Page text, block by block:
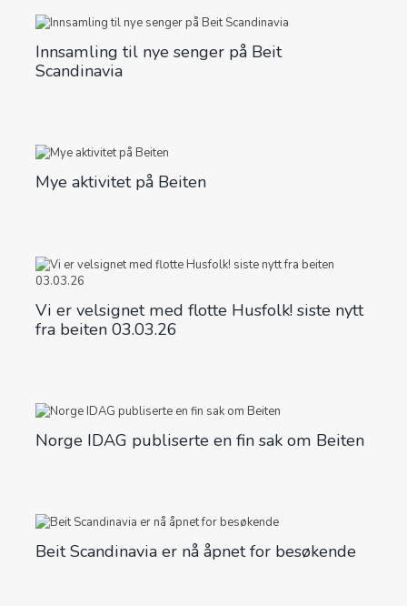
Innsamling til nye senger på Beit
Scandinavia
Mye aktivitet på Beiten
Vi er velsignet med flotte Husfolk! siste nytt
fra beiten 03.03.26
Norge IDAG publiserte en fin sak om Beiten
Beit Scandinavia er nå åpnet for besøkende